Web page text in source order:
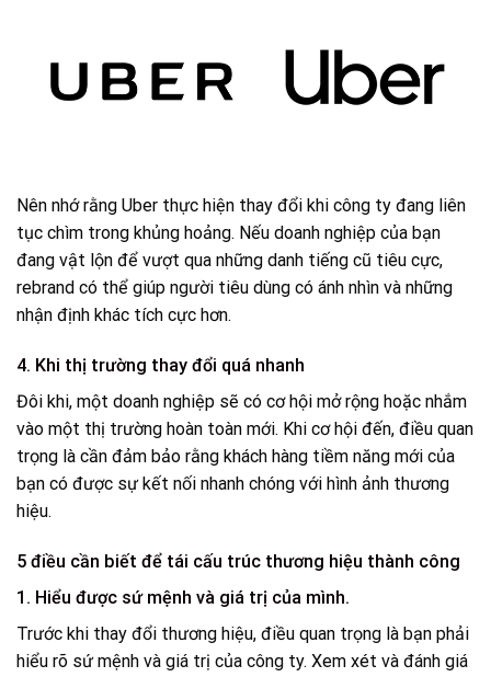
Nên nhớ rằng Uber thực hiện thay đổi khi công ty đang liên
tục chìm trong khủng hoảng. Nếu doanh nghiệp của bạn
đang vật lộn để vượt qua những danh tiếng cũ tiêu cực,
rebrand có thể giúp người tiêu dùng có ánh nhìn và những
nhận định khác tích cực hơn.
4. Khi thị trường thay đổi quá nhanh
Đôi khi, một doanh nghiệp sẽ có cơ hội mở rộng hoặc nhắm
vào một thị trường hoàn toàn mới. Khi cơ hội đến, điều quan
trọng là cần đảm bảo rằng khách hàng tiềm năng mới của
bạn có được sự kết nối nhanh chóng với hình ảnh thương
hiệu.
5 điều cần biết để tái cấu trúc thương hiệu thành công
1. Hiểu được sứ mệnh và giá trị của mình.
Trước khi thay đổi thương hiệu, điều quan trọng là bạn phải
hiểu rõ sứ mệnh và giá trị của công ty. Xem xét và đánh giá